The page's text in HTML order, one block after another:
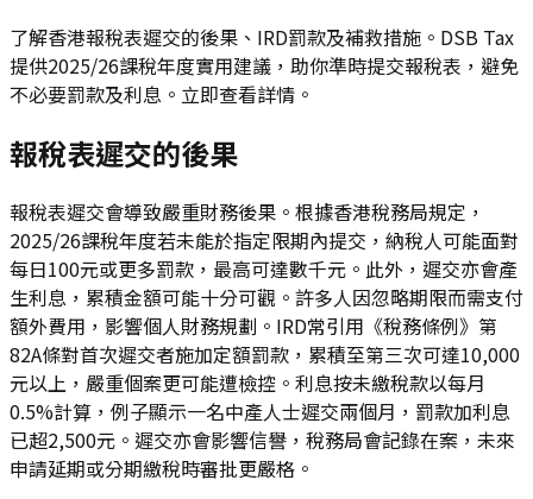
了解香港報稅表遲交的後果、IRD罰款及補救措施。DSB Tax
提供2025/26課稅年度實用建議，助你準時提交報稅表，避免
不必要罰款及利息。立即查看詳情。
報稅表遲交的後果
報稅表遲交會導致嚴重財務後果。根據香港稅務局規定，
2025/26課稅年度若未能於指定限期內提交，納稅人可能面對
每日100元或更多罰款，最高可達數千元。此外，遲交亦會產
生利息，累積金額可能十分可觀。許多人因忽略期限而需支付
額外費用，影響個人財務規劃。IRD常引用《稅務條例》第
82A條對首次遲交者施加定額罰款，累積至第三次可達10,000
元以上，嚴重個案更可能遭檢控。利息按未繳稅款以每月
0.5%計算，例子顯示一名中產人士遲交兩個月，罰款加利息
已超2,500元。遲交亦會影響信譽，稅務局會記錄在案，未來
申請延期或分期繳稅時審批更嚴格。